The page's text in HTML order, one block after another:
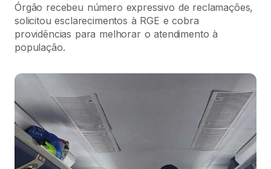
Órgão recebeu número expressivo de reclamações,
solicitou esclarecimentos à RGE e cobra
providências para melhorar o atendimento à
população.